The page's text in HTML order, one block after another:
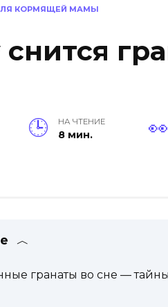
КОРМЯЩЕЙ МАМЫ
НА ЧТЕНИЕ
8 мин.
гранаты во сне —